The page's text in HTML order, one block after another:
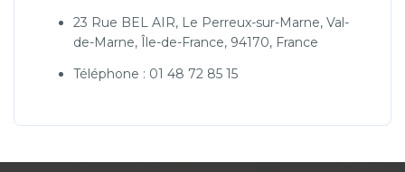
23 Rue BEL AIR, Le Perreux-sur-Marne, Val-
de-Marne, Île-de-France, 94170, France
Téléphone : 01 48 72 85 15